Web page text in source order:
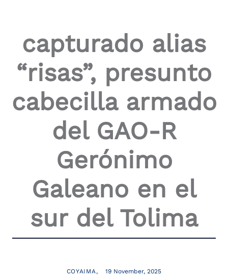
shortcut
screen
reader
capturado alias
“risas”, presunto
cabecilla armado
del GAO-R
Gerónimo
Galeano en el
sur del Tolima
COYAIMA 19 November, 2025